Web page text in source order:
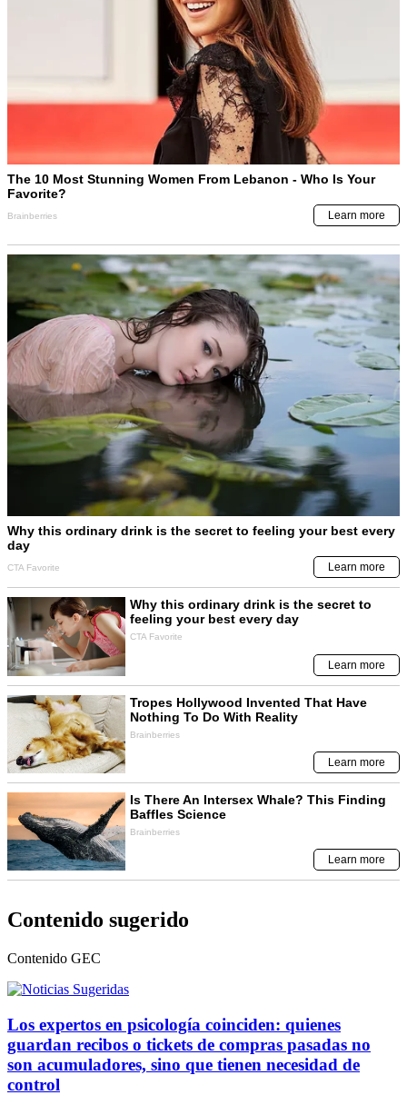
Contenido sugerido
Contenido GEC
Los expertos en psicología coinciden: quienes
guardan recibos o tickets de compras pasadas no
son acumuladores, sino que tienen necesidad de
control